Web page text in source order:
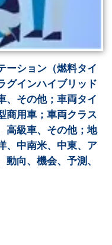
ーション（燃料タイ
グインハイブリッド
、その他；車両タイ
商用車；車両クラス
高級車、その他；地
、中南米、中東、ア
向、機会、予測、